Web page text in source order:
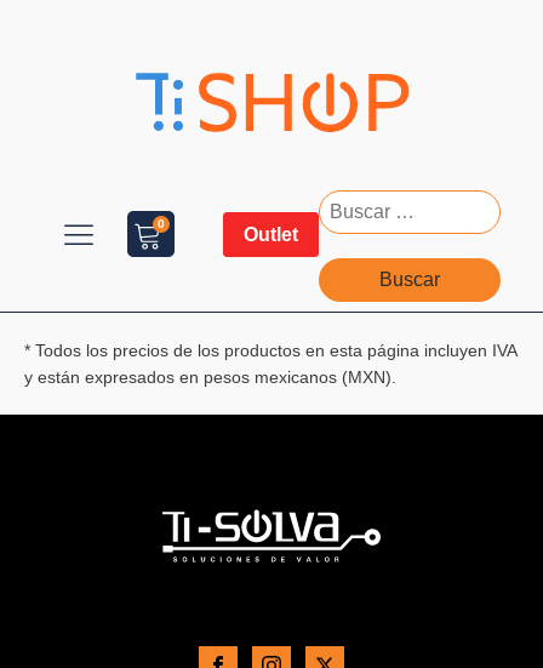
0
Outlet
* Todos los precios de los productos en esta página incluyen IVA
y están expresados en pesos mexicanos (MXN).